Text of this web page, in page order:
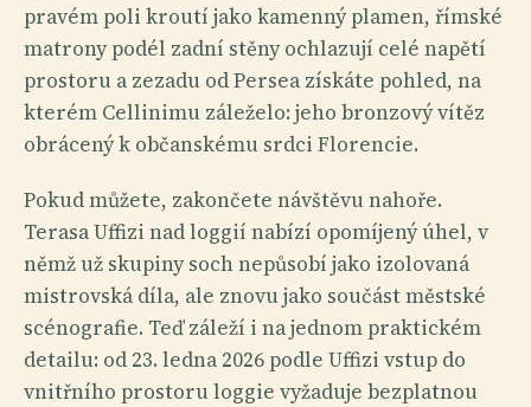
pravém poli kroutí jako kamenný plamen, římské
matrony podél zadní stěny ochlazují celé napětí
prostoru a zezadu od Persea získáte pohled, na
kterém Cellinimu záleželo: jeho bronzový vítěz
obrácený k občanskému srdci Florencie.
Pokud můžete, zakončete návštěvu nahoře.
Terasa Uffizi nad loggií nabízí opomíjený úhel, v
němž už skupiny soch nepůsobí jako izolovaná
mistrovská díla, ale znovu jako součást městské
scénografie. Teď záleží i na jednom praktickém
detailu: od 23. ledna 2026 podle Uffizi vstup do
vnitřního prostoru loggie vyžaduje bezplatnou